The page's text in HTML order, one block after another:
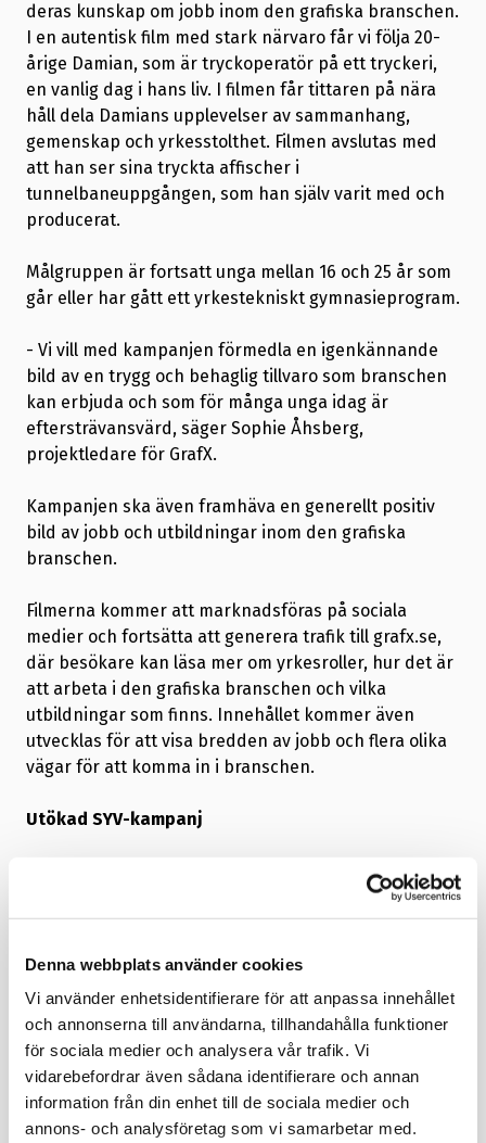
Denna webbplats använder cookies
Vi använder enhetsidentifierare för att anpassa innehållet
och annonserna till användarna, tillhandahålla funktioner
för sociala medier och analysera vår trafik. Vi
vidarebefordrar även sådana identifierare och annan
information från din enhet till de sociala medier och
annons- och analysföretag som vi samarbetar med.
deras kunskap om jobb inom den grafiska branschen.
I en autentisk film med stark närvaro får vi följa 20-
årige Damian, som är tryckoperatör på ett tryckeri,
en vanlig dag i hans liv. I filmen får tittaren på nära
håll dela Damians upplevelser av sammanhang,
gemenskap och yrkesstolthet. Filmen avslutas med
att han ser sina tryckta affischer i
tunnelbaneuppgången, som han själv varit med och
producerat.
Målgruppen är fortsatt unga mellan 16 och 25 år som
går eller har gått ett yrkestekniskt gymnasieprogram.
- Vi vill med kampanjen förmedla en igenkännande
bild av en trygg och behaglig tillvaro som branschen
kan erbjuda och som för många unga idag är
eftersträvansvärd, säger Sophie Åhsberg,
projektledare för GrafX.
Kampanjen ska även framhäva en generellt positiv
bild av jobb och utbildningar inom den grafiska
branschen.
Filmerna kommer att marknadsföras på sociala
medier och fortsätta att generera trafik till grafx.se,
där besökare kan läsa mer om yrkesroller, hur det är
att arbeta i den grafiska branschen och vilka
utbildningar som finns. Innehållet kommer även
utvecklas för att visa bredden av jobb och flera olika
vägar för att komma in i branschen.
Utökad SYV-kampanj
Inom ramen för GrafX fortsätter vi att marknadsföra
grafiska jobb och utbildningar till studie- och
yrkesvägledare och intensifierar det arbetet i nästa
riktad till dem, riktade nyhetsbrev, trycksaker ska tas
fram och skickas ut och nya studiebesök kommer
genomföras i Malmö, Göteborg och Stockholm i vår.
Studiebesök i våras visade att kunskapen om
branschen och ett tryckeri som arbetsplats ökar
enormt vid studiebesök. Det skapar också personliga